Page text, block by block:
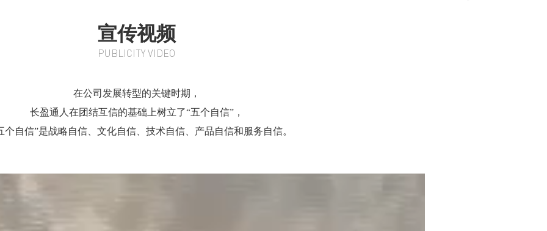
宣传视频
PUBLICITY VIDEO
在公司发展转型的关键时期，
长盈通人在团结互信的基础上树立了“五个自信”，
个自信”是战略自信、文化自信、技术自信、产品自信和服务自信。